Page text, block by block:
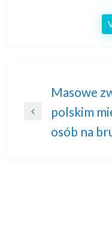
Nawigacja
wpisu
Previous
Masowe
polskim
osób na